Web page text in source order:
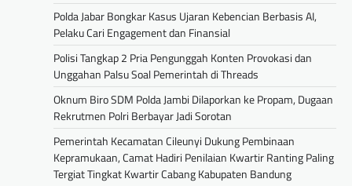
Polda Jabar Bongkar Kasus Ujaran Kebencian Berbasis AI,
Pelaku Cari Engagement dan Finansial
Polisi Tangkap 2 Pria Pengunggah Konten Provokasi dan
Unggahan Palsu Soal Pemerintah di Threads
Oknum Biro SDM Polda Jambi Dilaporkan ke Propam, Dugaan
Rekrutmen Polri Berbayar Jadi Sorotan
Pemerintah Kecamatan Cileunyi Dukung Pembinaan
Kepramukaan, Camat Hadiri Penilaian Kwartir Ranting Paling
Tergiat Tingkat Kwartir Cabang Kabupaten Bandung